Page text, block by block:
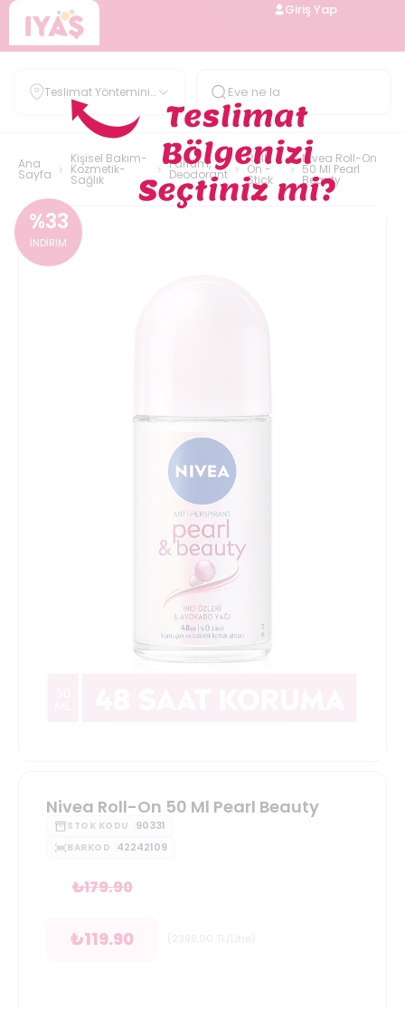
Giriş Yap
Teslimat Yöntemini
Belirle
Ana
Sayfa
Kişisel Bakım-
Kozmetik-
Sağlık
Parfüm,
Deodorant
Roll
On -
Stick
Nivea Roll-On
50 Ml Pearl
Beauty
%33
İNDİRİM
Nivea Roll-On 50 Ml Pearl Beauty
STOK KODU 90331
BARKOD 42242109
₺179.90
₺119.90